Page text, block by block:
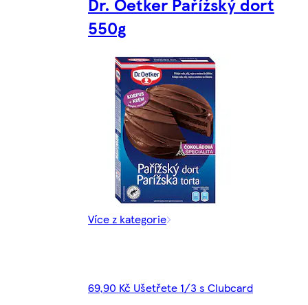
550g
Více z kategorie
69,90 Kč Ušetřete 1/3 s Clubcard